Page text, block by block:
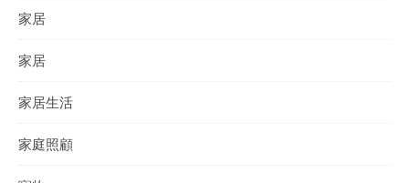
家居
家居
家居生活
家庭照顧